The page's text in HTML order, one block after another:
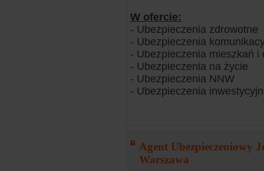
W ofercie:
- Ubezpieczenia zdrowotne
- Ubezpieczenia
- Ubezpieczenia mieszkań i
- Ubezpieczenia na życie
- Ubezpieczenia NNW
- Ubezpieczenia
Agent Ubezpieczeniowy
Warszawa